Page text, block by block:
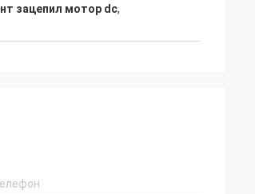
зацепил мотор dc,